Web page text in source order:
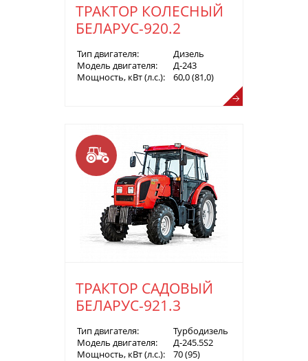
ТРАКТОР КОЛЕСНЫЙ
БЕЛАРУС-920.2
Тип двигателя:
Дизель
Модель двигателя:
Д-243
Мощность, кВт (л.с.):
60,0 (81,0)
ТРАКТОР САДОВЫЙ
БЕЛАРУС-921.3
Тип двигателя:
Турбодизель
Модель двигателя:
Д-245.5S2
Мощность, кВт (л.с.):
70 (95)